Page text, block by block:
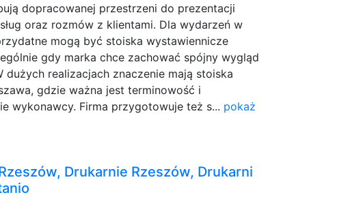
dopracowanej przestrzeni do prezentacji
oraz rozmów z klientami. Dla wydarzeń w
mogą być stoiska wystawiennicze
gdy marka chce zachować spójny wygląd
dużych realizacjach znaczenie mają stoiska
gdzie ważna jest terminowość i
wykonawcy. Firma przygotowuje też s... pokaż
Drukarnie Rzeszów, Drukarni